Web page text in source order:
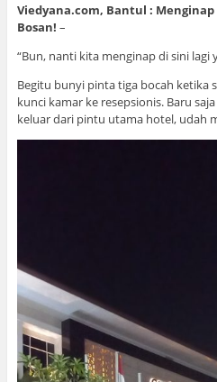
Viedyana.com, Bantul : Menginap
Bosan! –
“Bun, nanti kita menginap di sini lagi
Begitu bunyi pinta tiga bocah ketika
kunci kamar ke resepsionis. Baru saja
keluar dari pintu utama hotel, udah